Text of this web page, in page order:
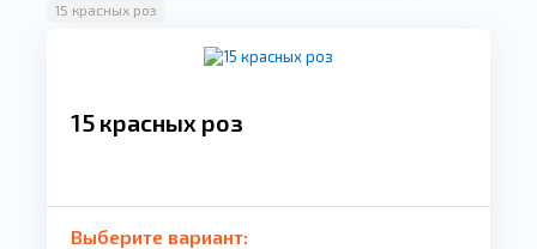
15 красных роз
15 красных роз
Выберите вариант: